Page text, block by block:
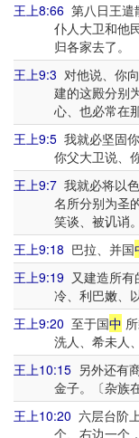
王上8:66 第八日王遣
仆人大卫和他
归各家去了。
王上9:3 对他说、你
建的这殿分别
心、也必常在
王上9:5 我就必坚固
你父大卫说、
王上9:7 我就必将以
名所分别为圣
笑谈、被讥诮。
王上9:18 巴拉、并国
王上9:19 又建造所
冷、利巴嫩、
王上9:20 至于国中
洗人、希未人
王上10:15 另外还有
金子。〔杂族
王上10:20 六层台阶
个、右边一个